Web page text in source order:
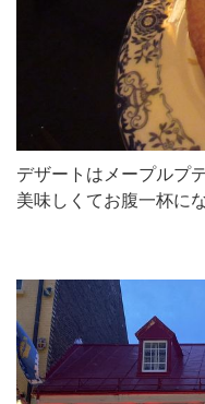
デザートはメープルプ
美味しくてお腹一杯に